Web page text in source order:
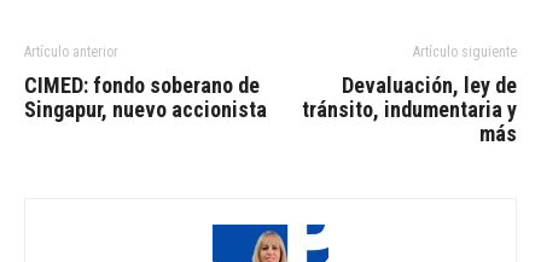
Artículo anterior
CIMED: fondo soberano de
Singapur, nuevo accionista
Artículo siguiente
Devaluación, ley de
tránsito, indumentaria y
más